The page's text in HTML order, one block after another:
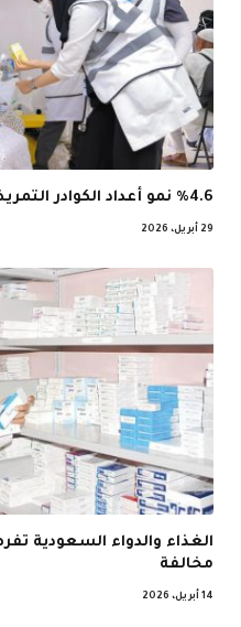
%4.6 نمو أعداد الكوادر التمريضية بدول الخليج خلال عقد
29 أبريل، 2026
مخالفة
14 أبريل، 2026